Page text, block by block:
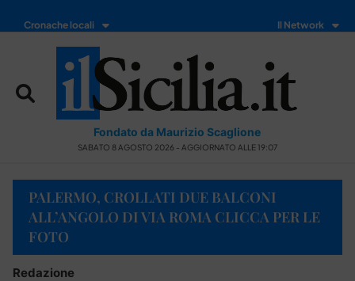
Cronache locali Il Network
Fondato da Maurizio Scaglione
SABATO 8 AGOSTO 2026 - AGGIORNATO ALLE 19:07
PALERMO, CROLLATI DUE BALCONI
ALL’ANGOLO DI VIA ROMA CLICCA PER LE
FOTO
Redazione